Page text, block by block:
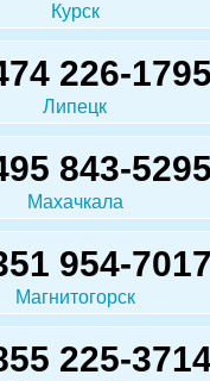
Курск
226-1795
Липецк
843-5295
Махачкала
954-7017
Магнитогорск
225-